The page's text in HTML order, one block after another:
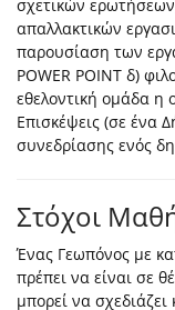
σχετικών
απαλλακτικών
παρουσίαση των
POWER POINT δ)
εθελοντική ομάδα η
Επισκέψεις (σε ένα
συνεδρίασης ενός
Στόχοι
Ένας Γεωπόνος με
πρέπει να είναι σε
μπορεί να